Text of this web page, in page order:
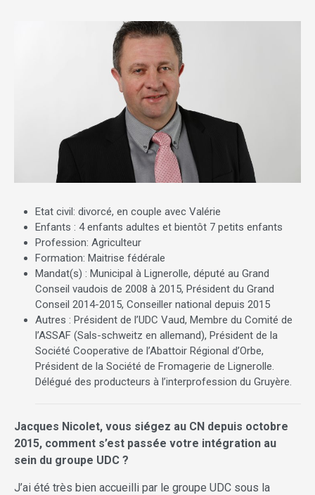
Etat civil: divorcé, en couple avec Valérie
Enfants : 4 enfants adultes et bientôt 7 petits enfants
Profession: Agriculteur
Formation: Maitrise fédérale
Mandat(s) : Municipal à Lignerolle, député au Grand
Conseil vaudois de 2008 à 2015, Président du Grand
Conseil 2014-2015, Conseiller national depuis 2015
Autres : Président de l’UDC Vaud, Membre du Comité de
l’ASSAF (Sals-schweitz en allemand), Président de la
Société Cooperative de l’Abattoir Régional d’Orbe,
Président de la Société de Fromagerie de Lignerolle.
Délégué des producteurs à l’interprofession du Gruyère.
Jacques Nicolet, vous siégez au CN depuis octobre
2015, comment s’est passée votre intégration au
sein du groupe UDC ?
J’ai été très bien accueilli par le groupe UDC sous la